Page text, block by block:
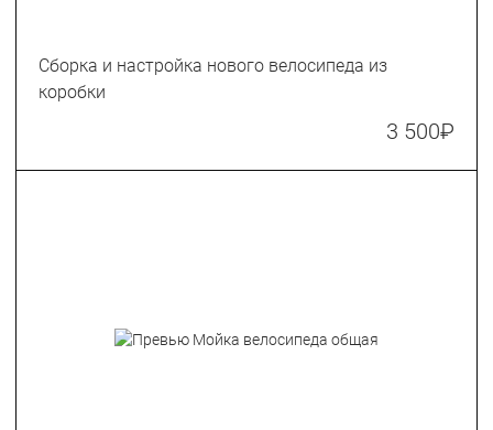
Сборка и настройка нового велосипеда из
коробки
3 500₽